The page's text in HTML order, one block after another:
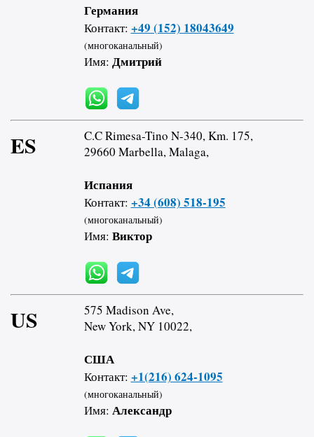
Германия
Контакт: +49 (152) 18043649
(многоканальный)
Имя: Дмитрий
ES
C.C Rimesa-Tino N-340, Km. 175,
29660 Marbella, Malaga,
Испания
Контакт: +34 (608) 518-195
(многоканальный)
Имя: Виктор
US
575 Madison Ave,
New York, NY 10022,
США
Контакт: +1(216) 624-1095
(многоканальный)
Имя: Александр